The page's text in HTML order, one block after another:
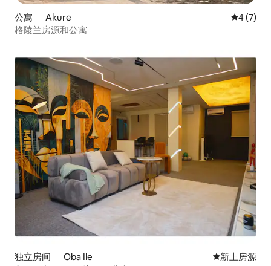
公寓 ｜ Akure 平均评分
4 (7)
格陵兰房源和公寓
独立房间 ｜ Oba Ile 新房源
新上房源